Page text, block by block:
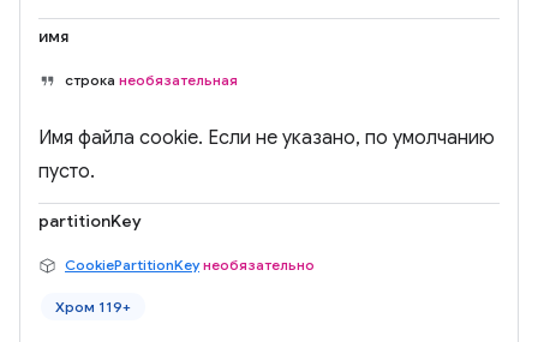
имя
строка необязательная
Имя файла cookie. Если не указано, по умолчанию
пусто.
partitionKey
CookiePartitionKey необязательно
Хром 119+